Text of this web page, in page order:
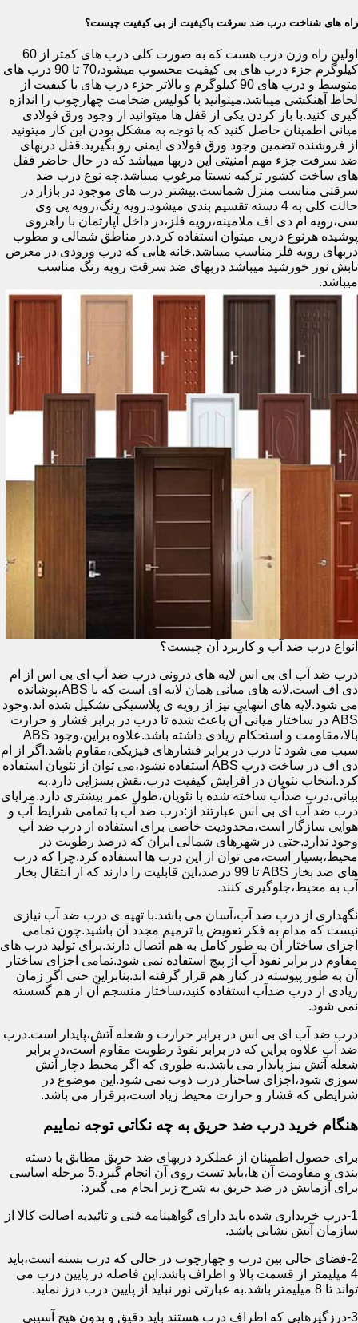
راه های شناخت درب ضد سرقت باکیفیت از بی کیفیت چیست؟
اولین راه وزن درب هست که به صورت کلی درب های کمتر از 60
کیلوگرم جزء درب های بی کیفیت محسوب میشود،70 تا 90 درب های
متوسط و درب های 90 کیلوگرم و بالاتر جزء درب های با کیفیت از
لحاظ آهنکشی میباشد.میتوانید با کولیس ضخامت چهارچوب را اندازه
گیری کنید.با باز کردن یکی از قفل ها میتوانید از وجود ورق فولادی
میانی اطمینان حاصل کنید که با توجه به مشکل بودن این کار میتونید
از فروشنده تضمین وجود ورق فولادی ایمنی رو بگیرید.قفل دربهای
ضد سرقت جزء مهم امنیتی این دربها میباشد که در حال حاضر قفل
های ساخت کشور ترکیه نسبتا مرغوب میباشد.چه نوع درب ضد
سرقتی مناسب منزل شماست.بیشتر درب های موجود در بازار در
حالت کلی به 4 دسته تقسیم بندی میشود.رویه رنگ،رویه پی وی
سی،رویه ام دی اف ملامینه،رویه فلز،در داخل آپارتمان با راهروی
پوشیده هرنوع دربی میتوان استفاده کرد.در مناطق شمالی و مطوب
دربهای رویه فلز مناسب میباشد.خانه هایی که درب ورودی در معرض
تابش نور خورشید میباشد دربهای ضد سرقت رویه رنگ مناسب
میباشد.
انواع درب ضد آب و کاربرد آن چیست؟
درب ضد آب ای بی اس لایه های درونی درب ضد آب ای بی اس از ام
دی اف است.لایه های میانی همان لایه ای است که با ABS،پوشانده
می شود.لایه های انتهایی نیز از رویه ی پلاستیکی تشکیل شده اند.وجود
ABS در ساختار میانی آن باعث شده تا درب در برابر فشار و حرارت
بالا،مقاومت و استحکام زیادی داشته باشد.علاوه براین،وجود ABS
سبب می شود تا درب در برابر فشارهای فیزیکی،مقاوم باشد.اگر از ام
دی اف در ساخت درب ABS استفاده نشود،می توان از نئوپان استفاده
کرد.انتخاب نئوپان در افزایش کیفیت درب،نقش بسزایی دارد.به
بیانی،درب ضدآب ساخته شده با نئوپان،طول عمر بیشتری دارد.مزایای
درب ضد آب ای بی اس عبارتند از:درب ضد آب با تمامی شرایط آب و
هوایی سازگار است،محدودیت خاصی برای استفاده از درب ضد آب
وجود ندارد.حتی در شهرهای شمالی ایران که درصد رطوبت در
محیط،بسیار است،می توان از این درب ها استفاده کرد.چرا که درب
های ضد بخار ABS تا 99 درصد،این قابلیت را دارند که از انتقال بخار
آب به محیط،جلوگیری کنند.
نگهداری از درب ضد آب،آسان می باشد.با تهیه ی درب ضد آب نیازی
نیست که مدام به فکر تعویض یا ترمیم مجدد آن باشید.چون تمامی
اجزای ساختار آن به طور کامل به هم اتصال دارند.برای تولید درب های
مقاوم در برابر نفوذ آب از پیچ استفاده نمی شود.تمامی اجزای ساختار
آن به طور پیوسته در کنار هم قرار گرفته اند.بنابراین حتی اگر زمان
زیادی از درب ضدآب استفاده کنید،ساختار منسجم آن از هم گسسته
نمی شود.
درب ضد آب ای بی اس در برابر حرارت و شعله آتش،پایدار است.درب
ضد آب علاوه براین که در برابر نفوذ رطوبت مقاوم است،در برابر
شعله آتش نیز پایدار می باشد.به طوری که اگر محیط دچار آتش
سوزی شود،اجزای ساختار درب ذوب نمی شود.این موضوع در
شرایطی که فشار و حرارت محیط زیاد است،برقرار می باشد.
هنگام خرید درب ضد حریق به چه نکاتی توجه نماییم
برای حصول اطمینان از عملکرد دربهای ضد حریق مطابق با دسته
بندی و مقاومت آن ها،باید تست روی آن انجام گیرد.5 مرحله اساسی
برای آزمایش در ضد حریق به شرح زیر انجام می گیرد:
1-درب خریداری شده باید دارای گواهینامه فنی و تائیدیه اصالت کالا از
سازمان آتش نشانی باشد.
2-فضای خالی بین درب و چهارچوب در حالی که درب بسته است،باید
4 میلیمتر از قسمت بالا و اطراف باشد.این فاصله در پایین درب می
تواند تا 8 میلیمتر باشد.به عبارتی نور نباید از پایین درب درز نماید.
3-درزگیرهایی که اطراف درب هستند باید دقیق و بدون هیچ آسیبی